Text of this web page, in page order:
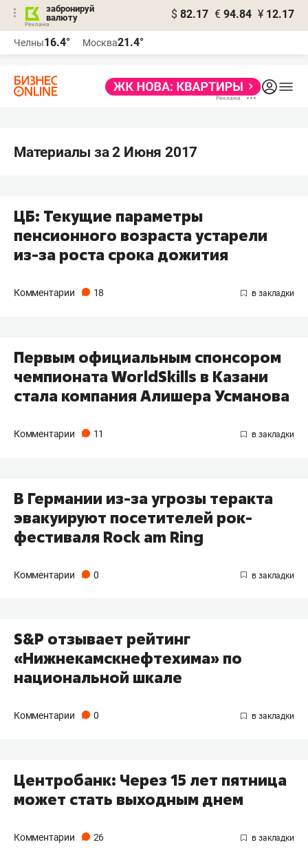
забронируй
валюту
$ 82.17 € 94.84 ¥ 12.17
Челны16.4° Москва21.4°
Материалы за 2 Июня 2017
ЦБ: Текущие параметры
пенсионного возраста устарели
из-за роста срока дожития
Комментарии 18
Первым официальным спонсором
чемпионата WorldSkills в Казани
стала компания Алишера Усманова
Комментарии 11
В Германии из-за угрозы теракта
эвакуируют посетителей рок-
фестиваля Rock am Ring
Комментарии 0
S&P отзывает рейтинг
«Нижнекамскнефтехима» по
национальной шкале
Комментарии 0
Центробанк: Через 15 лет пятница
может стать выходным днем
Комментарии 26